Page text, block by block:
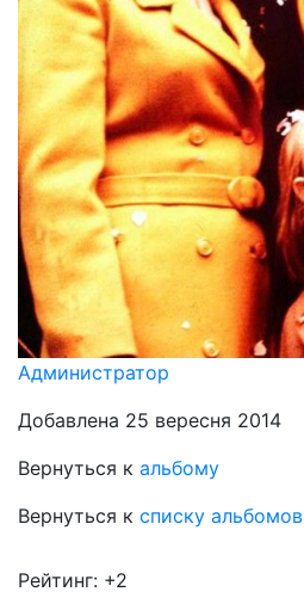
Администратор
Добавлена 25 вересня 2014
Вернуться к альбому
Вернуться к списку альбомов
Рейтинг: +2